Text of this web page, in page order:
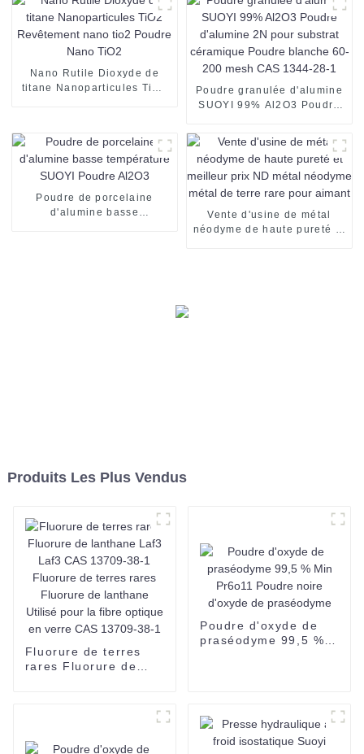
1314-13-2
Nano Rutile Dioxyde de
titane Nanoparticules TiO2
Poudre granulée d'alumine
SUOYI 99% Al2O3 Poudre
céramique Poudre blanche
60-200 mesh CAS 1344-28-
1
Poudre de porcelaine
d'alumine basse
Vente d'usine de métal
néodyme de haute pureté et
Produits Les Plus Vendus
Fluorure de terres
rares Fluorure de
lanthane Utilisé pour
Poudre d'oxyde de
praséodyme 99,5 %